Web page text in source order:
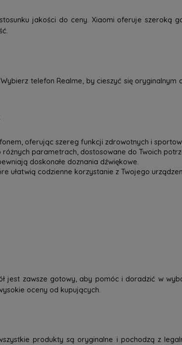
jakości do ceny. Xiaomi oferuje szeroką
telefon Realme, by cieszyć się oryginalnym
oferując szereg funkcji zdrowotnych i
parametrach, dostosowane do Twoich
doskonałe doznania dźwiękowe.
ułatwią codzienne korzystanie z Twojego
jest zawsze gotowy, aby pomóc i doradzić w
oceny od kupujących.
produkty są oryginalne i pochodzą z